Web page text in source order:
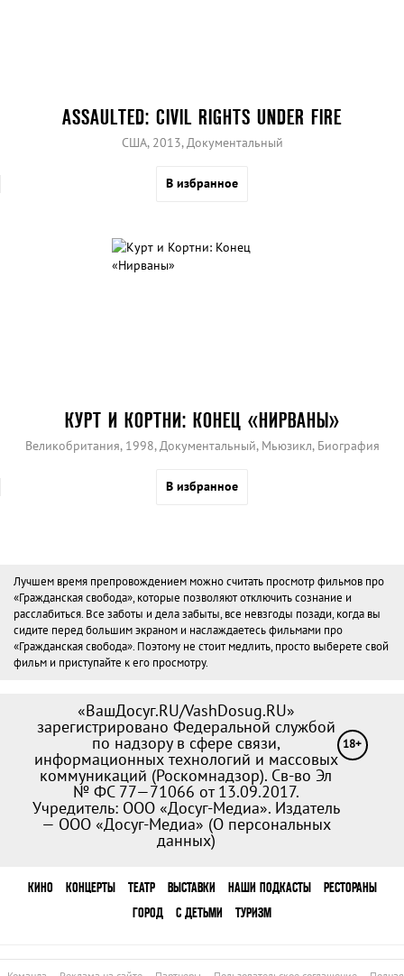
ASSAULTED: CIVIL RIGHTS UNDER FIRE
США, 2013, Документальный
В избранное
КУРТ И КОРТНИ: КОНЕЦ «НИРВАНЫ»
Великобритания, 1998, Документальный, Мьюзикл, Биография
В избранное
Лучшем время препровождением можно считать просмотр фильмов про
«Гражданская свобода», которые позволяют отключить сознание и
расслабиться. Все заботы и дела забыты, все невзгоды позади, когда вы
сидите перед большим экраном и наслаждаетесь фильмами про
«Гражданская свобода». Поэтому не стоит медлить, просто выберете свой
фильм и приступайте к его просмотру.
«ВашДосуг.RU/VashDosug.RU»
зарегистрировано Федеральной службой
по надзору в сфере связи,
информационных технологий и массовых
коммуникаций (Роскомнадзор). Св-во Эл
№ ФС 77—71066 от 13.09.2017.
Учредитель: ООО «Досуг-Медиа». Издатель
— ООО «Досуг-Медиа» (О персональных
данных)
18+
КИНО КОНЦЕРТЫ ТЕАТР ВЫСТАВКИ НАШИ ПОДКАСТЫ
РЕСТОРАНЫ
ГОРОД
С ДЕТЬМИ ТУРИЗМ